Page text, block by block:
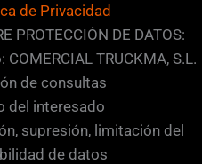
de Privacidad
PROTECCIÓN DE DATOS:
TRUCKMA, S.L.
de consultas
del interesado
supresión, limitación del
de datos